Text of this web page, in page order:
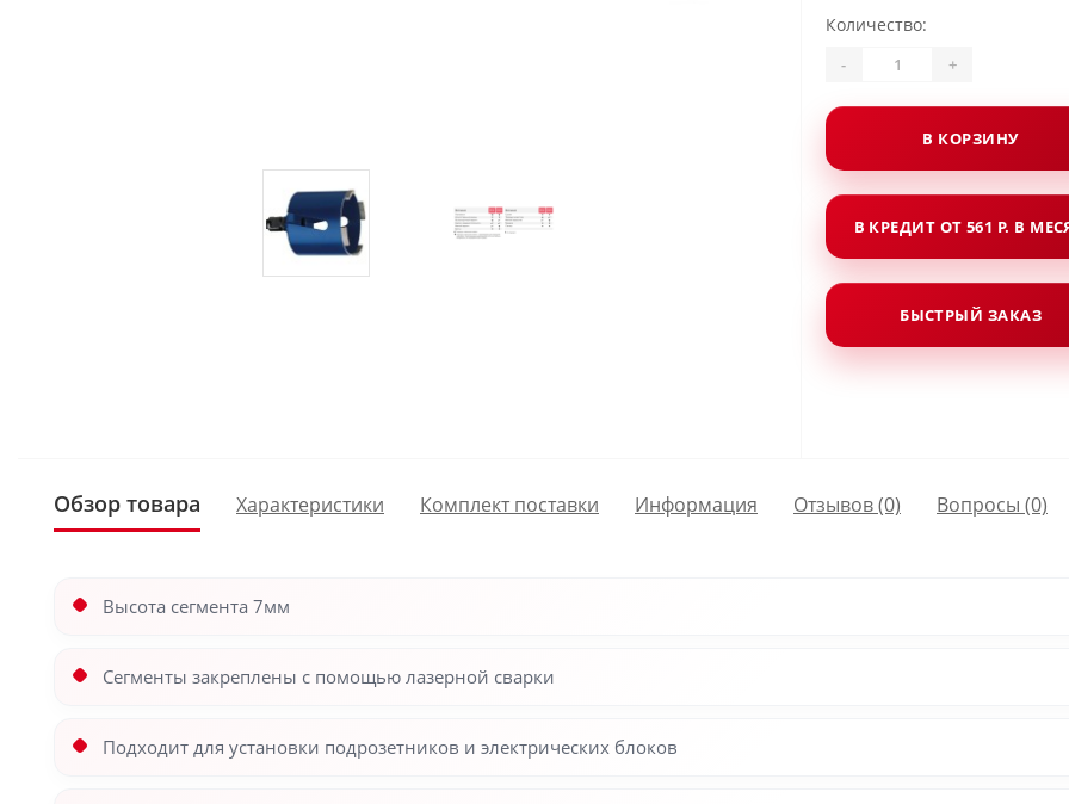
Количество:
- +
В КОРЗИНУ
В КРЕДИТ ОТ 561 Р. В
БЫСТРЫЙ ЗАКАЗ
Обзор товара Характеристики Комплект поставки Информация Отзывов (0) Вопросы (0)
Высота сегмента 7мм
Сегменты закреплены с помощью лазерной сварки
Подходит для установки подрозетников и электрических блоков